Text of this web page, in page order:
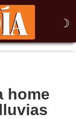
☽
home